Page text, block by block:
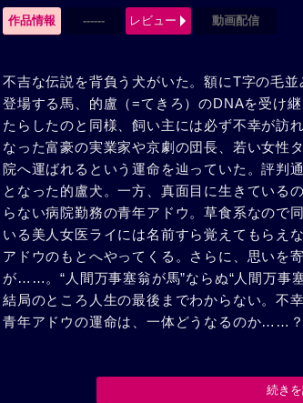
作品情報 ------ レビュー 動画配信
不吉な伝説を背負う犬がいた。額にT字の毛
登場する馬、的盧（=てきろ）のDNAを受け
たらしたのと同様、飼い主には必ず不幸が訪
なった富豪の実業家や京劇の団長、若い女性
院へ運ばれるという運命を辿っていた。評判
となった的盧犬。一方、真面目に生きている
らない病院勤務の青年アドウ。草食系なので
いる美人女医ライには名前すら覚えてもらえ
アドウのもとへやってくる。さらに、思いを
が……。“人間万事塞翁が馬”ならぬ“人間万事
結局のところ人生の最後までわからない。不
青年アドウの運命は、一体どうなるのか……？
続き